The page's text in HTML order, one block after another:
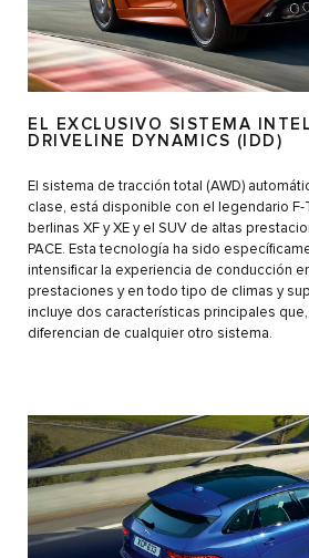
EL EXCLUSIVO SISTEMA
DRIVELINE DYNAMICS (IDD)
El sistema de tracción total (AWD)
clase, está disponible con el legendario F-
berlinas XF y XE y el SUV de altas
PACE. Esta tecnología ha sido
intensificar la experiencia de conducción
prestaciones y en todo tipo de climas y
incluye dos características principales
diferencian de cualquier otro sistema.